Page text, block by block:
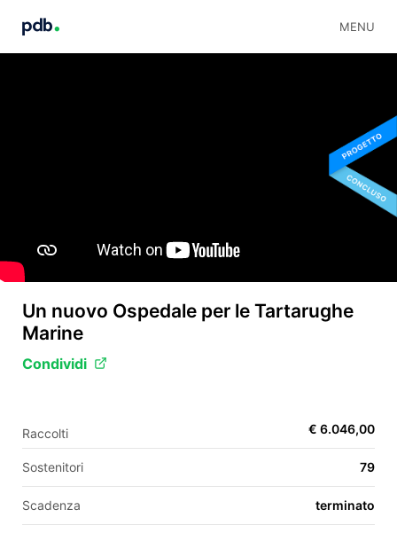
MENU
Un nuovo Ospedale per le Tartarughe
Marine
Condividi
Raccolti € 6.046,00
Sostenitori 79
Scadenza terminato